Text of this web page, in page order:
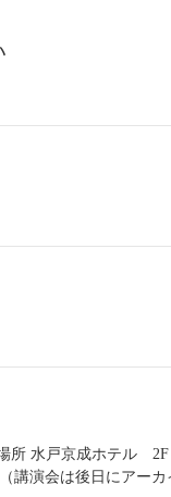
所 水戸京成ホテル
講演会は後日にアー